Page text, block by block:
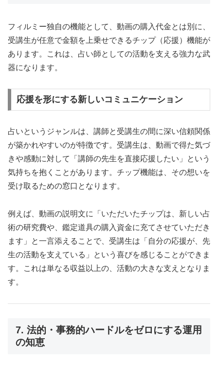
フィルミー独自の機能として、動画の購入代金とは別に、
受講生が任意で金額を上乗せできるチップ（応援）機能が
あります。これは、占い師としての活動を支える強力な武
器になります。
応援を形にする新しいコミュニケーション
占いというジャンルは、講師と受講生の間に深い信頼関係
が築かれやすいのが特徴です。受講生は、動画で得た気づ
きや感動に対して「講師の先生を直接応援したい」という
気持ちを抱くことがあります。チップ機能は、その想いを
受け取るための窓口となります。
例えば、動画の説明文に「いただいたチップは、新しい占
術の研究費や、鑑定道具の購入資金に充てさせていただき
ます」と一言添えることで、受講生は「自分の応援が、先
生の活動を支えている」という喜びを感じることができま
す。これは単なる収益以上の、活動の大きな支えとなりま
す。
7. 法的・事務的ハードルをゼロにする運用
の知恵